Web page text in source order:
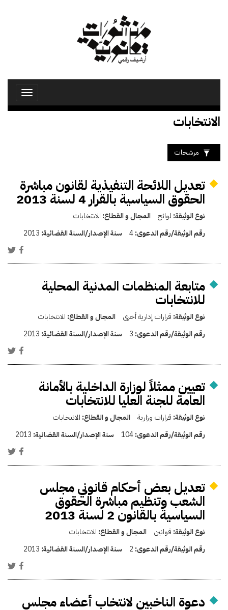
Toggle
الانتخابات
مرشحات
تعديل اللائحة التنفيذية لقانون مباشرة
الحقوق السياسية بالقرار 4 لسنة 2013
نوع الوثيقة: لوائح المجال و القطاع: الانتخابات
رقم الوثيقة/رقم الدعوى:4 سنة الإصدار/السنة القضائية: 2013
متابعة المنظمات المدنية المحلية
للانتخابات
نوع الوثيقة: قرارات إدارية أخرى المجال و القطاع: الانتخابات
رقم الوثيقة/رقم الدعوى: 3 سنة الإصدار/السنة القضائية: 2013
تعيين ممثلاً لوزارة الداخلية بالأمانة
العامة للجنة العليا للانتخابات
نوع الوثيقة: قرارات وزارية المجال و القطاع: الانتخابات
رقم الوثيقة/رقم الدعوى:104 سنة الإصدار/السنة القضائية: 2013
تعديل بعض أحكام قانوني مجلس
الشعب وتنظيم مباشرة الحقوق
السياسية بالقانون 2 لسنة 2013
نوع الوثيقة: قوانين المجال و القطاع: الانتخابات
رقم الوثيقة/رقم الدعوى: 2 سنة الإصدار/السنة القضائية: 2013
دعوة الناخبين لانتخاب أعضاء مجلس